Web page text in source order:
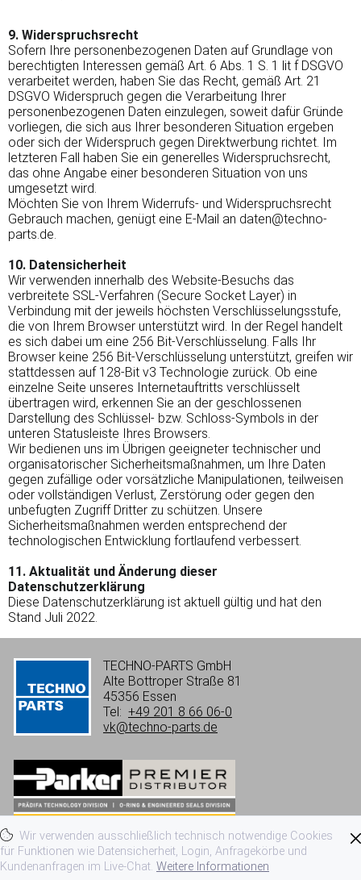
Wir verwenden ausschließlich technisch notwendige Cookies
für Funktionen wie Datensicherheit, Login, Anfragekörbe und
Kundenanfragen im Live-Chat. Weitere Informationen
9. Widerspruchsrecht
Sofern Ihre personenbezogenen Daten auf Grundlage von
berechtigten Interessen gemäß Art. 6 Abs. 1 S. 1 lit f DSGVO
verarbeitet werden, haben Sie das Recht, gemäß Art. 21
DSGVO Widerspruch gegen die Verarbeitung Ihrer
personenbezogenen Daten einzulegen, soweit dafür Gründe
vorliegen, die sich aus Ihrer besonderen Situation ergeben
oder sich der Widerspruch gegen Direktwerbung richtet. Im
letzteren Fall haben Sie ein generelles Widerspruchsrecht,
das ohne Angabe einer besonderen Situation von uns
umgesetzt wird.
Möchten Sie von Ihrem Widerrufs- und Widerspruchsrecht
Gebrauch machen, genügt eine E-Mail an daten@techno-
parts.de.
10. Datensicherheit
Wir verwenden innerhalb des Website-Besuchs das
verbreitete SSL-Verfahren (Secure Socket Layer) in
Verbindung mit der jeweils höchsten Verschlüsselungsstufe,
die von Ihrem Browser unterstützt wird. In der Regel handelt
es sich dabei um eine 256 Bit-Verschlüsselung. Falls Ihr
Browser keine 256 Bit-Verschlüsselung unterstützt, greifen wir
stattdessen auf 128-Bit v3 Technologie zurück. Ob eine
einzelne Seite unseres Internetauftritts verschlüsselt
übertragen wird, erkennen Sie an der geschlossenen
Darstellung des Schlüssel- bzw. Schloss-Symbols in der
unteren Statusleiste Ihres Browsers.
Wir bedienen uns im Übrigen geeigneter technischer und
organisatorischer Sicherheitsmaßnahmen, um Ihre Daten
gegen zufällige oder vorsätzliche Manipulationen, teilweisen
oder vollständigen Verlust, Zerstörung oder gegen den
unbefugten Zugriff Dritter zu schützen. Unsere
Sicherheitsmaßnahmen werden entsprechend der
technologischen Entwicklung fortlaufend verbessert.
11. Aktualität und Änderung dieser
Datenschutzerklärung
Diese Datenschutzerklärung ist aktuell gültig und hat den
Stand Juli 2022.
TECHNO-PARTS GmbH
Alte Bottroper Straße 81
45356 Essen
Tel: +49 201 8 66 06-0
vk@techno-parts.de
Impressum
Datenschutzerklärung
Nutzungsbedingungen
AGB